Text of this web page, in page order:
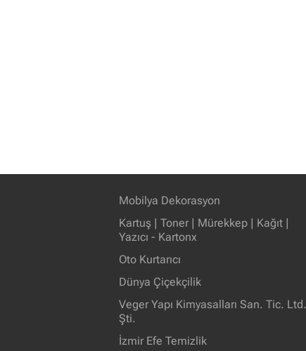
Mobilya Dekorasyon
Kartuş | Toner | Mürekkep | Kağıt |
Yazıcı - Kartonx
Oto Kurtarıcı
Dünya Çiçekçilik
Veger Yapı Kimyasalları San. Tic. Ltd.
Şti.
İzmir Efe Temizlik